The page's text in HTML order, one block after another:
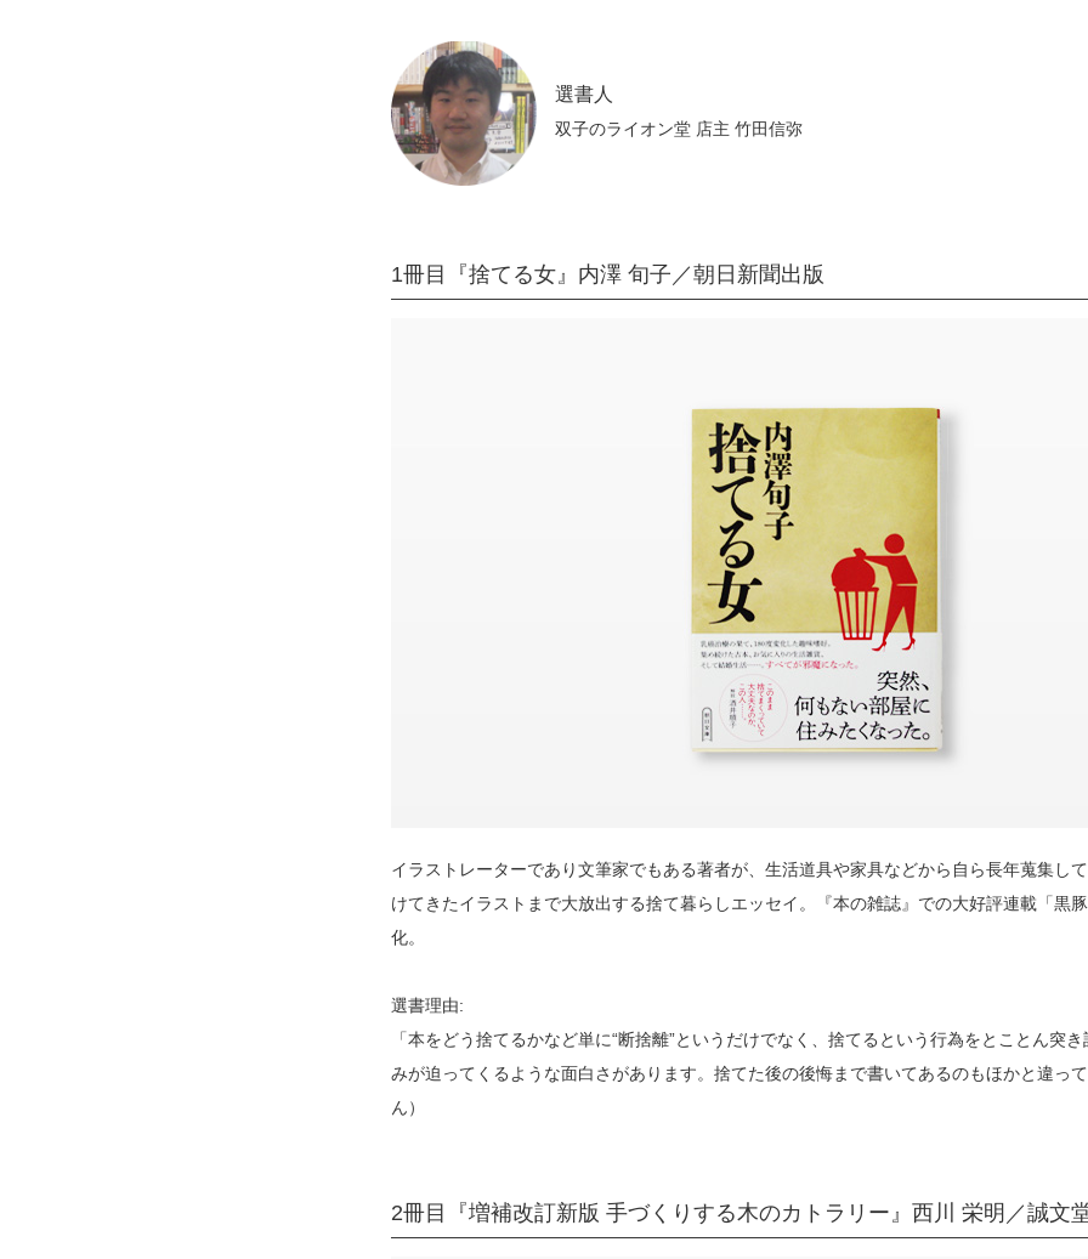
選書人
双子のライオン堂 店主 竹田信弥
1冊目『捨てる女』内澤 旬子／朝日新聞出版
イラストレーターであり文筆家でもある著者が、生活道具や家具などから自ら長年蒐集し
けてきたイラストまで大放出する捨て暮らしエッセイ。『本の雑誌』での大好評連載「黒
化。
選書理由:
「本をどう捨てるかなど単に“断捨離”というだけでなく、捨てるという行為をとことん突
みが迫ってくるような面白さがあります。捨てた後の後悔まで書いてあるのもほかと違っ
ん）
2冊目『増補改訂新版 手づくりする木のカトラリー』西川 栄明／誠文